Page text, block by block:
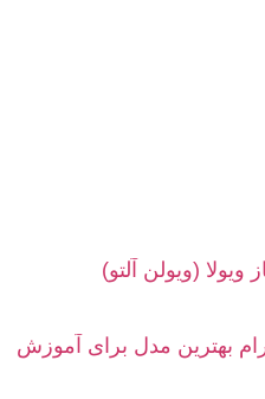
ویولا (ویولن آلتو)
بهترین مدل برای آموزش